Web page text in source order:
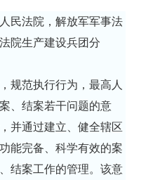
民法院，解放军军事法
院生产建设兵团分
规范执行行为，最高人
、结案若干问题的意
并通过建立、健全辖区
能完备、科学有效的案
结案工作的管理。该意